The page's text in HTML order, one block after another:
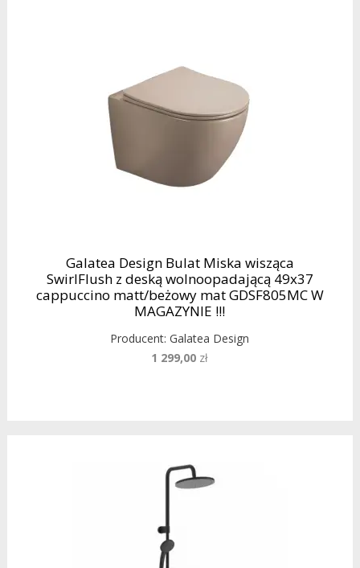
Galatea Design Bulat Miska wisząca
SwirlFlush z deską wolnoopadającą 49x37
cappuccino matt/beżowy mat GDSF805MC W
MAGAZYNIE !!!
Producent:Galatea Design
1 299,00 zł